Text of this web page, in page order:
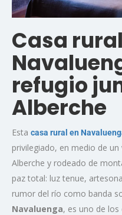
Casa
refugio
Alberche
Esta casa rural en
privilegiado, en medio de
Alberche y rodeado de
paz total: luz tenue,
rumor del río como banda
Navaluenga, es uno de